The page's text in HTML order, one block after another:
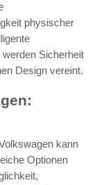
physischer
werden Sicherheit
Design vereint.
kann
Optionen